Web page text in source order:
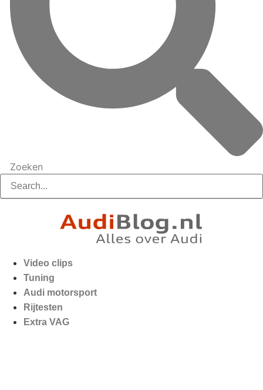
Zoeken
Video clips
Tuning
Audi motorsport
Rijtesten
Extra VAG